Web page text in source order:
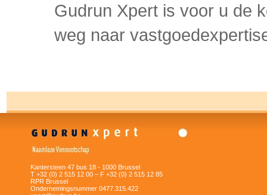
Gudrun Xpert is voor u de
weg naar
Kantersteen 47 bus 18 - 1000 Brussel
T +32 (0) 2 515 12 00 – F +32 (0) 2 515 12 85
RPR Brussel
Ondernemingsnummer 0477.315.422